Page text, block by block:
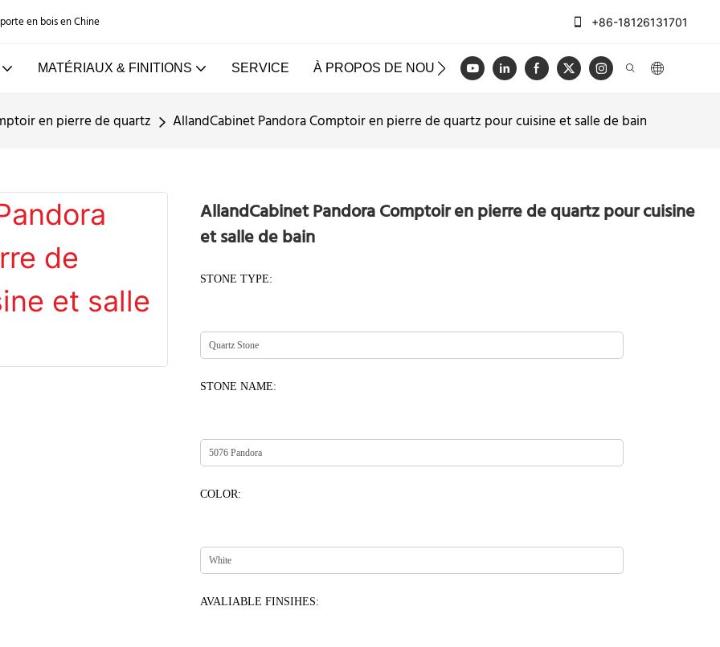
en bois en Chine +86-18126131701
MATÉRIAUX & FINITIONS SERVICE À PROPOS DE NOUS CAS BLOG VIDÉO NOUS
en pierre de quartz AllandCabinet Pandora Comptoir en pierre de quartz pour cuisine et salle de bain
AllandCabinet Pandora Comptoir en pierre de quartz pour cuisine
et salle de bain
STONE TYPE:
STONE NAME:
COLOR:
AVALIABLE FINSIHES: